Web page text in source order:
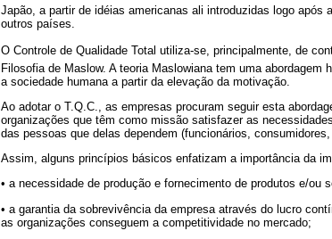
Japão, a partir de idéias americanas ali introduzidas logo após
outros países.
O Controle de Qualidade Total utiliza-se, principalmente, de
Filosofia de Maslow. A teoria Maslowiana tem uma
a sociedade humana a partir da elevação da motivação.
Ao adotar o T.Q.C., as empresas procuram seguir esta
organizações que têm como missão satisfazer as
das pessoas que delas dependem (funcionários,
Assim, alguns princípios básicos enfatizam a importância da
• a necessidade de produção e fornecimento de produtos e/
• a garantia da sobrevivência da empresa através do lucro
as organizações conseguem a competitividade no mercado;